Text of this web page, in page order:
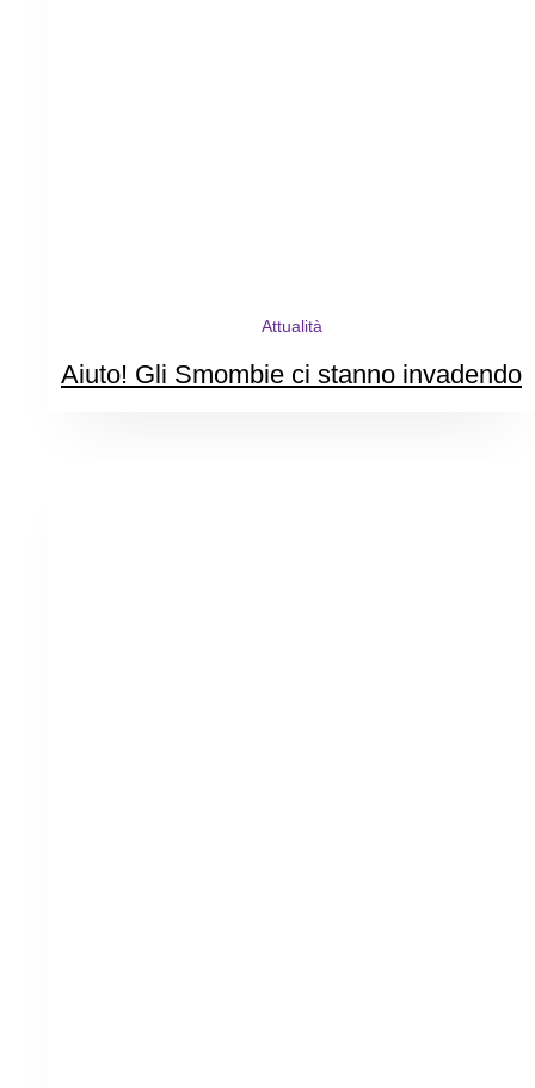
Attualità
Aiuto! Gli Smombie ci stanno invadendo